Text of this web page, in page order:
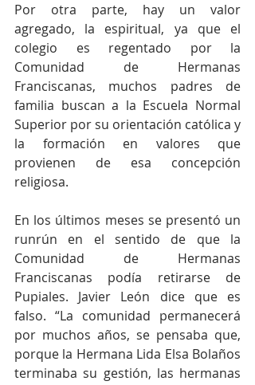
Por otra parte, hay un valor
agregado, la espiritual, ya que el
colegio es regentado por la
Comunidad de Hermanas
Franciscanas, muchos padres de
familia buscan a la Escuela Normal
Superior por su orientación católica y
la formación en valores que
provienen de esa concepción
religiosa.
En los últimos meses se presentó un
runrún en el sentido de que la
Comunidad de Hermanas
Franciscanas podía retirarse de
Pupiales. Javier León dice que es
falso. “La comunidad permanecerá
por muchos años, se pensaba que,
porque la Hermana Lida Elsa Bolaños
terminaba su gestión, las hermanas